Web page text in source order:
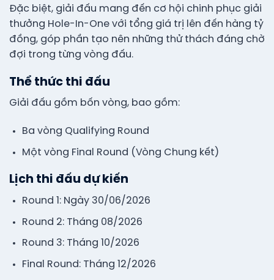
Đặc biệt, giải đấu mang đến cơ hội chinh phục giải
thưởng Hole-In-One với tổng giá trị lên đến hàng tỷ
đồng, góp phần tạo nên những thử thách đáng chờ
đợi trong từng vòng đấu.
Thể thức thi đấu
Giải đấu gồm bốn vòng, bao gồm:
Ba vòng Qualifying Round
Một vòng Final Round (Vòng Chung kết)
Lịch thi đấu dự kiến
Round 1: Ngày 30/06/2026
Round 2: Tháng 08/2026
Round 3: Tháng 10/2026
Final Round: Tháng 12/2026